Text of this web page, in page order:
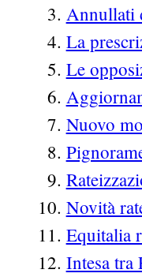
Annullati
La
Le
Nuovo
Novità
Equitalia
Intesa tra